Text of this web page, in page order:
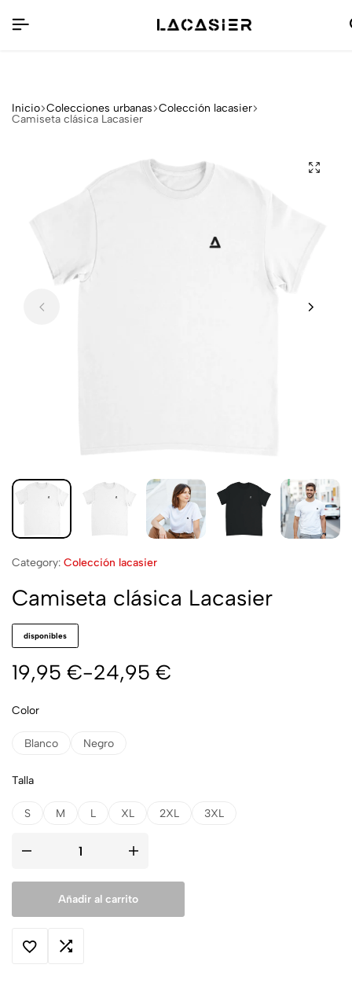
Inicio Colecciones urbanas Colección lacasier
Camiseta clásica Lacasier
Category: Colección lacasier
Camiseta clásica Lacasier
disponibles
19,95 €-24,95 €
Color
Blanco Negro
Talla
S M L XL 2XL 3XL
Añadir al carrito